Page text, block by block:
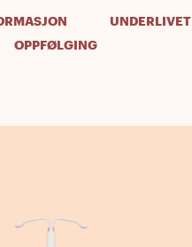
UNDERLIVET
OPPFØLGING